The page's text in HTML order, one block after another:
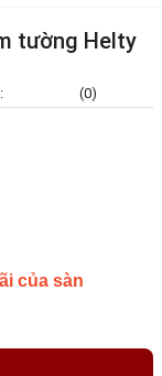
tường Helty
(0)
của sàn